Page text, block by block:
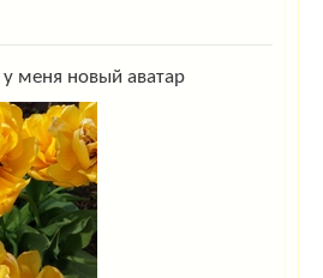
у меня новый аватар